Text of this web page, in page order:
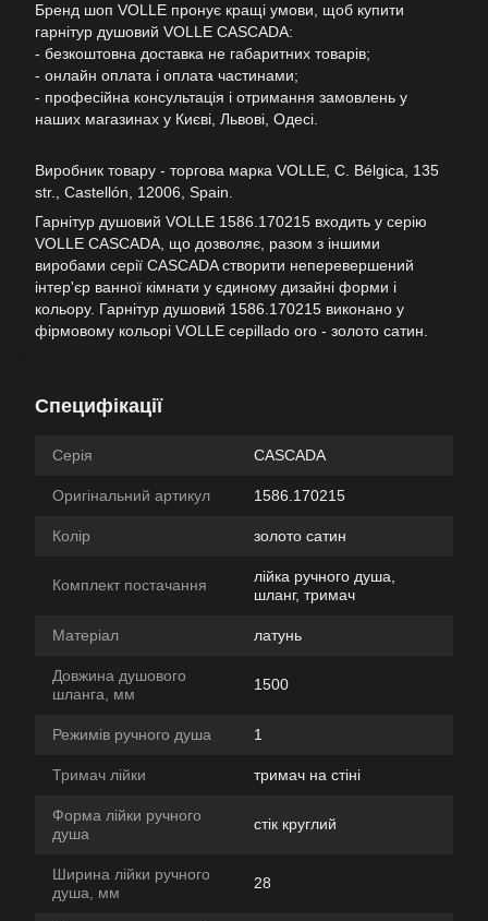
Бренд шоп VOLLE пронує кращі умови, щоб купити
гарнітур душовий VOLLE CASCADA:
- безкоштовна доставка не габаритних товарів;
- онлайн оплата і оплата частинами;
- професійна консультація і отримання замовлень у
наших магазинах у Києві, Львові, Одесі.
Виробник товару - торгова марка VOLLE, C. Bélgica, 135
str., Castellón, 12006, Spain.
Гарнітур душовий VOLLE 1586.170215 входить у серію
VOLLE CASCADA, що дозволяє, разом з іншими
виробами серії CASCADA створити неперевершений
інтер'єр ванної кімнати у єдиному дизайні форми і
кольору. Гарнітур душовий 1586.170215 виконано у
фірмовому кольорі VOLLE cepillado oro - золото сатин.
Специфікації
Серія CASCADA
Оригінальний артикул 1586.170215
Колір золото сатин
Комплект постачання
лійка ручного душа,
шланг, тримач
Матеріал латунь
Довжина душового
шланга, мм
1500
Режимів ручного душа 1
Тримач лійки тримач на стіні
Форма лійки ручного
душа
стік круглий
Ширина лійки ручного
душа, мм
28